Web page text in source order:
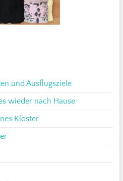
und Ausflugsziele
wieder nach Hause
Kloster